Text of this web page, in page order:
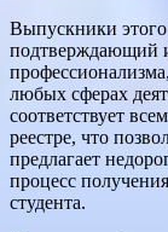
Выпускники
подтверждающий
любых сферах
соответствует
реестре, что
предлагает
процесс
студента.